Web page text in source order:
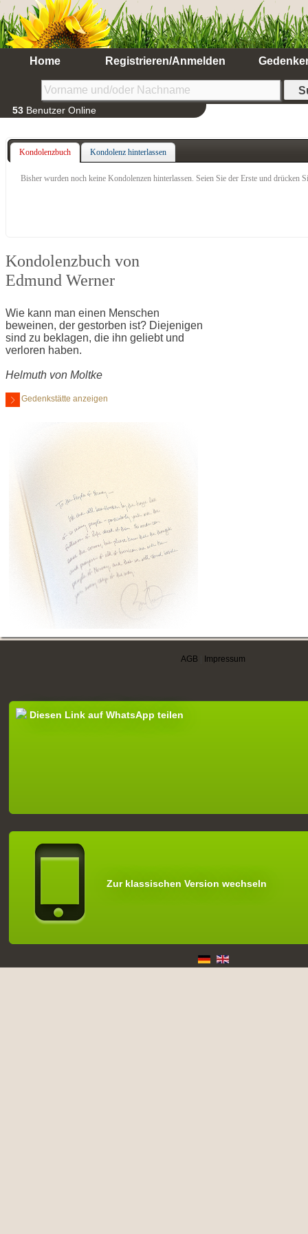
Home Registrieren/Anmelden
53 Benutzer Online
Kondolenzbuch Kondolenz hinterlassen
Bisher wurden noch keine Kondolenzen hinterlassen. Seien Sie der Erste und drücken
Kondolenzbuch von
Edmund Werner
Wie kann man einen Menschen
beweinen, der gestorben ist? Diejenigen
sind zu beklagen, die ihn geliebt und
verloren haben.
Helmuth von Moltke
Gedenkstätte anzeigen
AGB Impressum
Diesen Link auf WhatsApp teilen
Zur klassischen Version wechseln